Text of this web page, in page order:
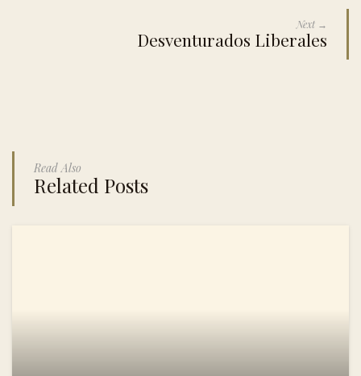
Next →
Desventurados Liberales
Read Also
Related Posts